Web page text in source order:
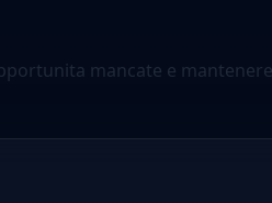
mancate e